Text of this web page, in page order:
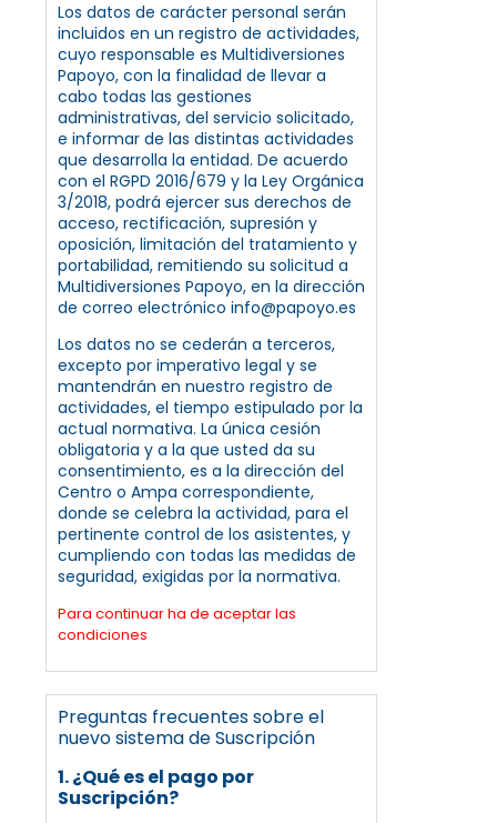
Los datos de carácter personal serán
incluidos en un registro de actividades,
cuyo responsable es Multidiversiones
Papoyo, con la finalidad de llevar a
cabo todas las gestiones
administrativas, del servicio solicitado,
e informar de las distintas actividades
que desarrolla la entidad. De acuerdo
con el RGPD 2016/679 y la Ley Orgánica
3/2018, podrá ejercer sus derechos de
acceso, rectificación, supresión y
oposición, limitación del tratamiento y
portabilidad, remitiendo su solicitud a
Multidiversiones Papoyo, en la dirección
de correo electrónico info@papoyo.es
Los datos no se cederán a terceros,
excepto por imperativo legal y se
mantendrán en nuestro registro de
actividades, el tiempo estipulado por la
actual normativa. La única cesión
obligatoria y a la que usted da su
consentimiento, es a la dirección del
Centro o Ampa correspondiente,
donde se celebra la actividad, para el
pertinente control de los asistentes, y
cumpliendo con todas las medidas de
seguridad, exigidas por la normativa.
Para continuar ha de aceptar las
condiciones
Preguntas frecuentes sobre el
nuevo sistema de Suscripción
1. ¿Qué es el pago por
Suscripción?